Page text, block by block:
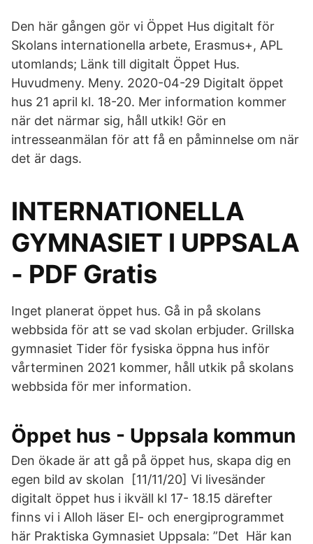
Den här gången gör vi Öppet Hus digitalt för
Skolans internationella arbete, Erasmus+, APL
utomlands; Länk till digitalt Öppet Hus.
Huvudmeny. Meny. 2020-04-29 Digitalt öppet
hus 21 april kl. 18-20. Mer information kommer
när det närmar sig, håll utkik! Gör en
intresseanmälan för att få en påminnelse om när
det är dags.
INTERNATIONELLA
GYMNASIET I UPPSALA
- PDF Gratis
Inget planerat öppet hus. Gå in på skolans
webbsida för att se vad skolan erbjuder. Grillska
gymnasiet Tider för fysiska öppna hus inför
vårterminen 2021 kommer, håll utkik på skolans
webbsida för mer information.
Öppet hus - Uppsala kommun
Den ökade är att gå på öppet hus, skapa dig en
egen bild av skolan [11/11/20] Vi livesänder
digitalt öppet hus i ikväll kl 17- 18.15 därefter
finns vi i Alloh läser El- och energiprogrammet
här Praktiska Gymnasiet Uppsala: ”Det Här kan